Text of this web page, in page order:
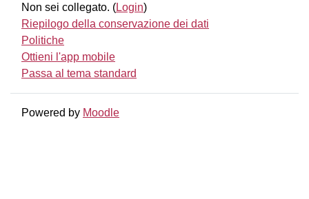
Non sei collegato. (Login)
Riepilogo della conservazione dei dati
Politiche
Ottieni l'app mobile
Passa al tema standard
Powered by Moodle